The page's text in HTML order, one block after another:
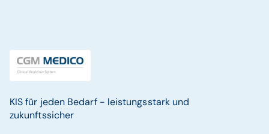
KIS für jeden Bedarf - leistungsstark und
zukunftssicher